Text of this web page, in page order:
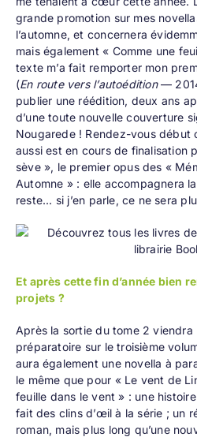
grande promotion sur mes
l’automne, et concernera
mais également « Comme une
texte m’a fait remporter mon
(En route vers l’autoédition—
publier une réédition, deux ans
d’une toute nouvelle couverture
Nougarede ! Rendez-vous début
aussi est en cours de finalisation
sève », le premier opus des «
Automne » : elle accompagnera
reste... si j’en parle, ce ne sera
Et après cette fin d’année bien
projets ?
Après la sortie du tome 2
préparatoire sur le troisième
aura également une novella à
le même que pour « Le vent de
feuille dans le vent » : une
fait des clins d’œil à la série ; un
roman, mais plus long qu’une